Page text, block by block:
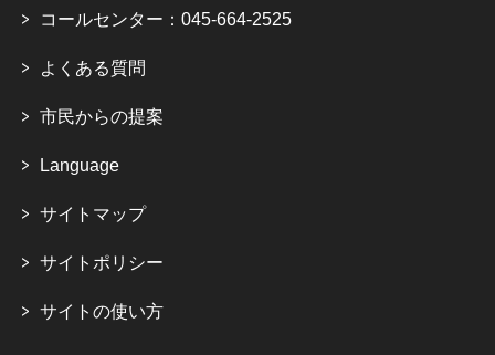
コールセンター：045-664-2525
よくある質問
市民からの提案
Language
サイトマップ
サイトポリシー
サイトの使い方